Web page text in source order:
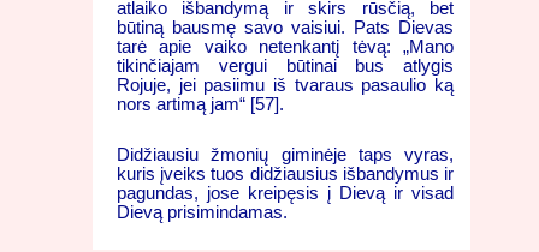
atlaiko išbandymą ir skirs rūsčią, bet
būtiną bausmę savo vaisiui. Pats Dievas
tarė apie vaiko netenkantį tėvą: „Mano
tikinčiajam vergui būtinai bus atlygis
Rojuje, jei pasiimu iš tvaraus pasaulio ką
nors artimą jam“ [57].
Didžiausiu žmonių giminėje taps vyras,
kuris įveiks tuos didžiausius išbandymus ir
pagundas, jose kreipęsis į Dievą ir visad
Dievą prisimindamas.